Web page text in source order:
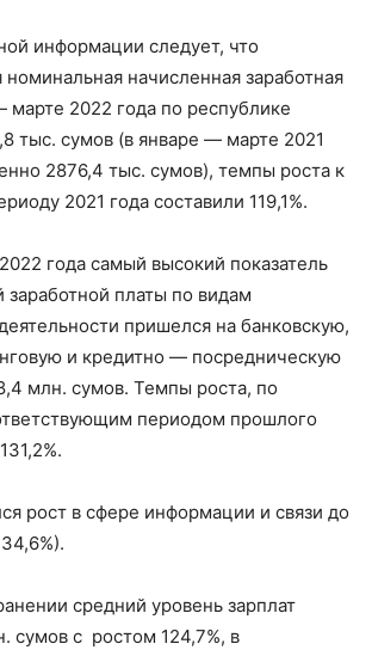
информации следует, что
начисленная заработная
марте 2022 года по республике
тыс. сумов (в январе — марте 2021
2876,4 тыс. сумов), темпы роста к
2021 года составили 119,1%.
года самый высокий показатель
платы по видам
пришелся на банковскую,
и кредитно — посредническую
млн. сумов. Темпы роста, по
периодом прошлого
рост в сфере информации и связи до
средний уровень зарплат
сумов с ростом 124,7%, в